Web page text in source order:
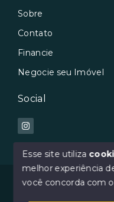
Sobre
Contato
Financie
Negocie seu Imóvel
Social
© Copyright 2026 -
Esse site utiliza
melhor experiência
você concorda com